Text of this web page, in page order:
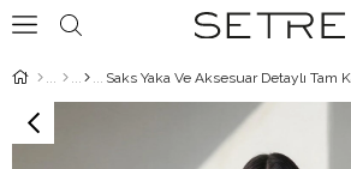
Saks Yaka Ve Aksesuar Detaylı Tam